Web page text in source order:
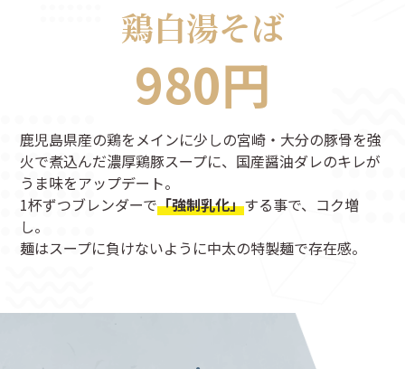
鶏白湯そば
980円
鹿児島県産の鶏をメインに少しの宮崎・大分の豚骨を強
火で煮込んだ濃厚鶏豚スープに、国産醤油ダレのキレが
うま味をアップデート。
1杯ずつブレンダーで「強制乳化」する事で、コク増
し。
麺はスープに負けないように中太の特製麺で存在感。